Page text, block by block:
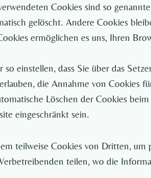
Cookies sind so
gelöscht. Andere Cookies
ermöglichen es uns, Ihren
so einstellen, dass Sie über das
die Annahme von Cookies
Löschen der Cookies
eingeschränkt sein.
teilweise Cookies von Dritten,
teilen, wo die